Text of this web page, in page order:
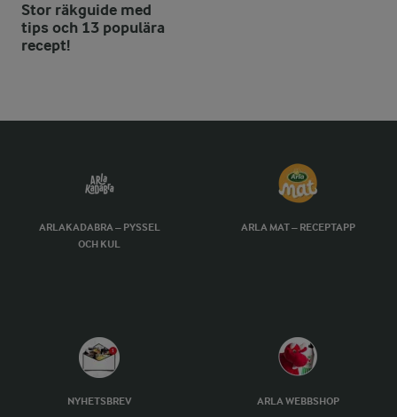
Stor räkguide med
tips och 13 populära
recept!
ARLAKADABRA – PYSSEL
OCH KUL
ARLA MAT – RECEPTAPP
NYHETSBREV ARLA WEBBSHOP